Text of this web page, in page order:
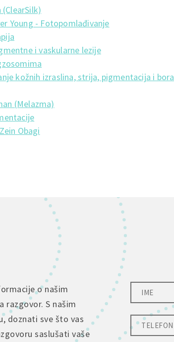
Young - Fotopomlađivanje
i vaskularne lezije
kožnih izraslina, strija, pigmentacija i bora
(Melazma)
Obagi
o našim
S našim
doznati sve što vas
saslušati vaše